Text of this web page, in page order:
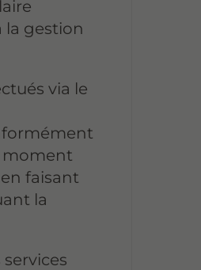
la gestion
via le
moment
faisant
la